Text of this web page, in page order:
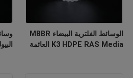
الوسائط الفلترية البيضاء MBBR
K3 HDPE RAS Media العائمة